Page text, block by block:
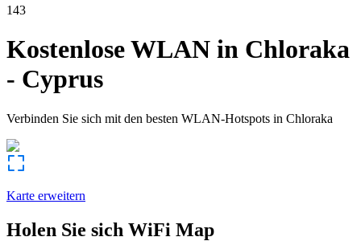
143
Kostenlose WLAN in Chloraka
- Cyprus
Verbinden Sie sich mit den besten WLAN-Hotspots in Chloraka
Karte erweitern
Holen Sie sich WiFi Map